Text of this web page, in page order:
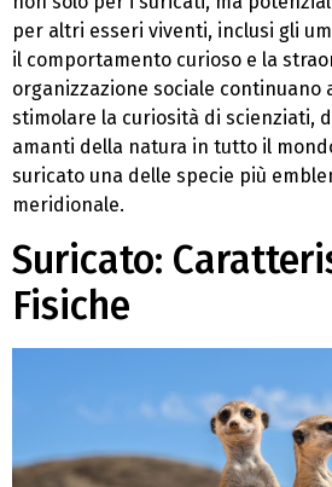
per altri esseri viventi, inclusi gli
il comportamento curioso e la
organizzazione sociale continuano
stimolare la curiosità di scienziati,
amanti della natura in tutto il
suricato una delle specie più
meridionale.
Suricato:
Fisiche